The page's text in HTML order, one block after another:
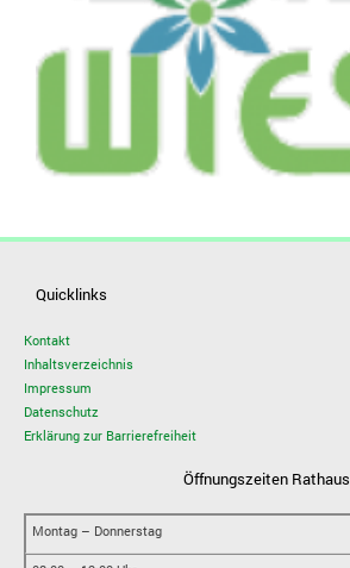
Quicklinks
Kontakt
Inhaltsverzeichnis
Impressum
Datenschutz
Erklärung zur Barrierefreiheit
Öffnungszeiten Rathaus
Montag – Donnerstag